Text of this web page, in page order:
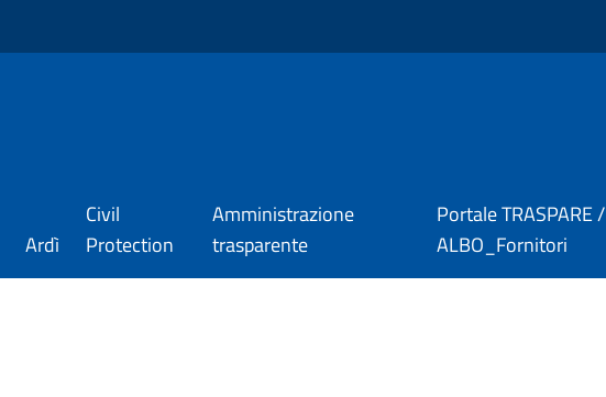
Ardì
Civil
Protection
Amministrazione
trasparente
Portale TRASPARE /
ALBO_Fornitori